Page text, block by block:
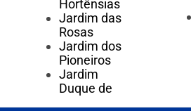
Hortênsias
Jardim das
Rosas
Jardim dos
Pioneiros
Jardim
Duque de